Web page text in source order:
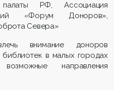
РФ, Ассоциация
«Форум Доноров»,
Севера»
внимание доноров
в малых городах
направления